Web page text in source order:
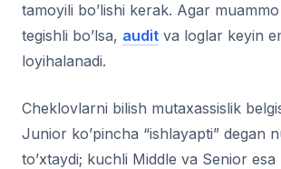
tamoyili bo’lishi kerak. Agar
tegishli bo’lsa, audit va loglar keyin
loyihalanadi.
Cheklovlarni bilish mutaxassislik
Junior ko’pincha “ishlayapti” degan
to’xtaydi; kuchli Middle va Senior esa